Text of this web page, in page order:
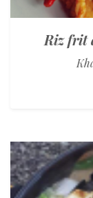
Riz frit